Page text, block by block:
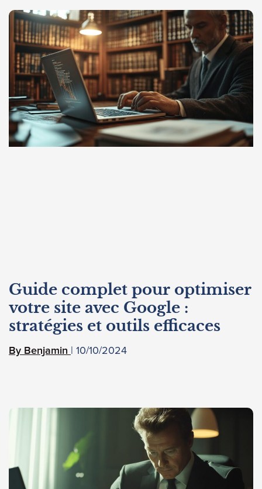
Guide complet pour optimiser
votre site avec Google :
stratégies et outils efficaces
Benjamin 10/10/2024